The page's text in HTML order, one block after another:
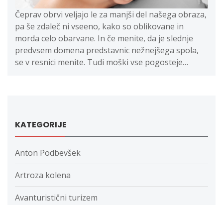
Čeprav obrvi veljajo le za manjši del našega obraza,
pa še zdaleč ni vseeno, kako so oblikovane in
morda celo obarvane. In če menite, da je slednje
predvsem domena predstavnic nežnejšega spola,
se v resnici menite. Tudi moški vse pogosteje…
KATEGORIJE
Anton Podbevšek
Artroza kolena
Avanturistični turizem